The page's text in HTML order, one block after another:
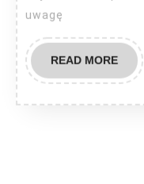
uwagę
READ MOREREAD
MORE